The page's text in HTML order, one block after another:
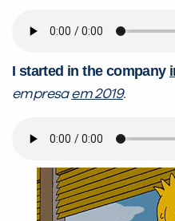
I started in the company
empresaem 2019.